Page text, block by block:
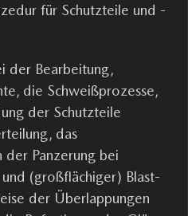
für Schutzteile und -
der Bearbeitung,
die Schweißprozesse,
der Schutzteile
das
der Panzerung bei
(großflächiger) Blast-
der Überlappungen